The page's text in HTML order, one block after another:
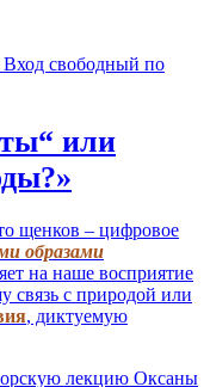
Вход свободный по
или
щенков – цифровое
образами
на наше восприятие
связь с природой или
, диктуемую
лекцию Оксаны